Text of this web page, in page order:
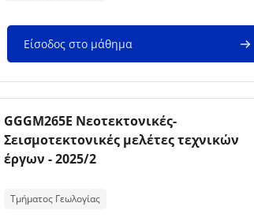
Είσοδος στο μάθημα
Εικόνα μαθήματος
Όνομα μαθήματος
GGGM265E Νεοτεκτονικές-
Σεισμοτεκτονικές μελέτες τεχνικών
έργων - 2025/2
Τμήματος Γεωλογίας